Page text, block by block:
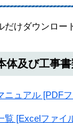
だけダウンロー
体及び工事
ニュアル [PDF
覧 [Excelファイ